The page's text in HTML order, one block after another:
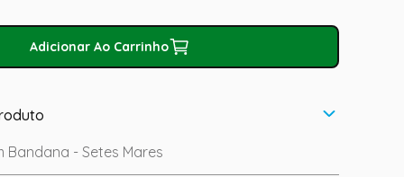
Adicionar Ao Carrinho
Bandana - Setes Mares